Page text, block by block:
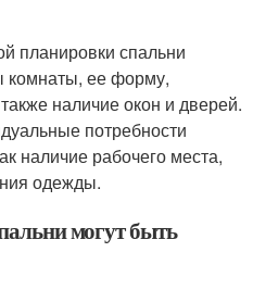
планировки спальни
комнаты, ее форму,
наличие окон и дверей.
потребности
наличие рабочего места,
одежды.
могут быть